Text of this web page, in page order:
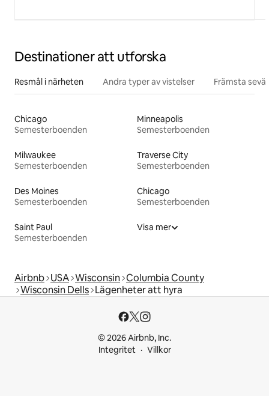
Destinationer att utforska
Resmål i närheten Andra typer av vistelser Främsta
Chicago
Semesterboenden
Minneapolis
Semesterboenden
Milwaukee
Semesterboenden
Traverse City
Semesterboenden
Des Moines
Semesterboenden
Chicago
Semesterboenden
Saint Paul
Semesterboenden
Visa mer
Airbnb USA Wisconsin Columbia County
Wisconsin Dells Lägenheter att hyra
© 2026 Airbnb, Inc.
Integritet
Villkor